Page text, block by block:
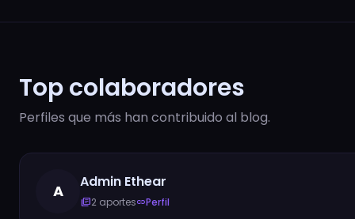
Top colaboradores
Perfiles que más han contribuido al blog.
A Admin Ethear
library_books2 aporteslinkPerfil